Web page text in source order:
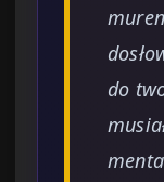
do